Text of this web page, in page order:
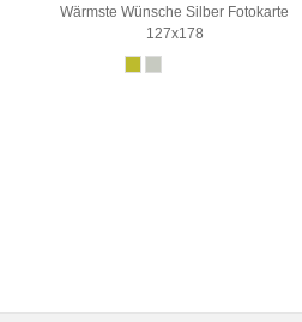
Wärmste Wünsche Silber Fotokarte
127x178